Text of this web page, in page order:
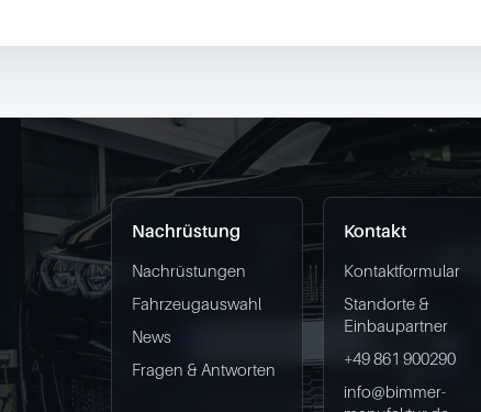
Nachrüstung
Nachrüstungen
Fahrzeugauswahl
News
Fragen & Antworten
Kontakt
Kontaktformular
Standorte &
Einbaupartner
+49 861 900290
info@bimmer-